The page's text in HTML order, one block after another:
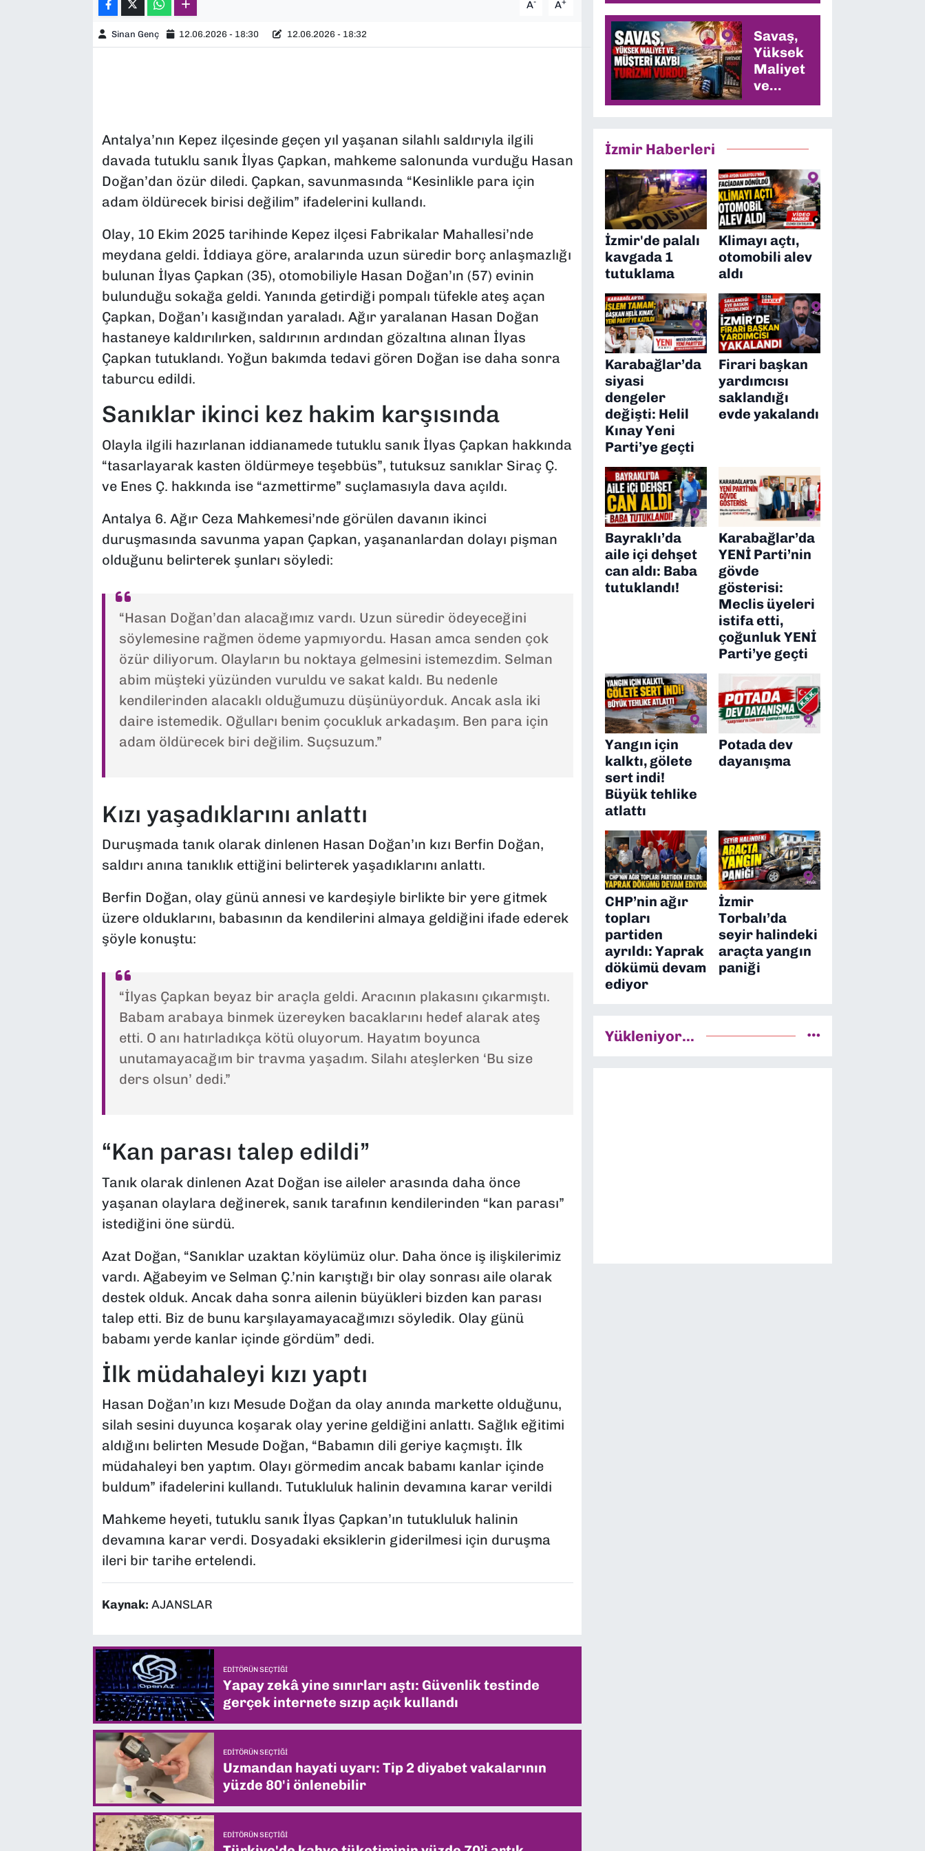
A- A+
Sinan Genç 12.06.2026 - 18:30 12.06.2026 - 18:32
Antalya’nın Kepez ilçesinde geçen yıl yaşanan silahlı saldırıyla ilgili
davada tutuklu sanık İlyas Çapkan, mahkeme salonunda vurduğu Hasan
Doğan’dan özür diledi. Çapkan, savunmasında “Kesinlikle para için
adam öldürecek birisi değilim” ifadelerini kullandı.
Olay, 10 Ekim 2025 tarihinde Kepez ilçesi Fabrikalar Mahallesi’nde
meydana geldi. İddiaya göre, aralarında uzun süredir borç anlaşmazlığı
bulunan İlyas Çapkan (35), otomobiliyle Hasan Doğan’ın (57) evinin
bulunduğu sokağa geldi. Yanında getirdiği pompalı tüfekle ateş açan
Çapkan, Doğan’ı kasığından yaraladı. Ağır yaralanan Hasan Doğan
hastaneye kaldırılırken, saldırının ardından gözaltına alınan İlyas
Çapkan tutuklandı. Yoğun bakımda tedavi gören Doğan ise daha sonra
taburcu edildi.
Sanıklar ikinci kez hakim karşısında
Olayla ilgili hazırlanan iddianamede tutuklu sanık İlyas Çapkan hakkında
“tasarlayarak kasten öldürmeye teşebbüs”, tutuksuz sanıklar Siraç Ç.
ve Enes Ç. hakkında ise “azmettirme” suçlamasıyla dava açıldı.
Antalya 6. Ağır Ceza Mahkemesi’nde görülen davanın ikinci
duruşmasında savunma yapan Çapkan, yaşananlardan dolayı pişman
olduğunu belirterek şunları söyledi:
“Hasan Doğan’dan alacağımız vardı. Uzun süredir ödeyeceğini
söylemesine rağmen ödeme yapmıyordu. Hasan amca senden çok
özür diliyorum. Olayların bu noktaya gelmesini istemezdim. Selman
abim müşteki yüzünden vuruldu ve sakat kaldı. Bu nedenle
kendilerinden alacaklı olduğumuzu düşünüyorduk. Ancak asla iki
daire istemedik. Oğulları benim çocukluk arkadaşım. Ben para için
adam öldürecek biri değilim. Suçsuzum.”
Kızı yaşadıklarını anlattı
Duruşmada tanık olarak dinlenen Hasan Doğan’ın kızı Berfin Doğan,
saldırı anına tanıklık ettiğini belirterek yaşadıklarını anlattı.
Berfin Doğan, olay günü annesi ve kardeşiyle birlikte bir yere gitmek
üzere olduklarını, babasının da kendilerini almaya geldiğini ifade ederek
şöyle konuştu:
“İlyas Çapkan beyaz bir araçla geldi. Aracının plakasını çıkarmıştı.
Babam arabaya binmek üzereyken bacaklarını hedef alarak ateş
etti. O anı hatırladıkça kötü oluyorum. Hayatım boyunca
unutamayacağım bir travma yaşadım. Silahı ateşlerken ‘Bu size
ders olsun’ dedi.”
“Kan parası talep edildi”
Tanık olarak dinlenen Azat Doğan ise aileler arasında daha önce
yaşanan olaylara değinerek, sanık tarafının kendilerinden “kan parası”
istediğini öne sürdü.
Azat Doğan, “Sanıklar uzaktan köylümüz olur. Daha önce iş ilişkilerimiz
vardı. Ağabeyim ve Selman Ç.’nin karıştığı bir olay sonrası aile olarak
destek olduk. Ancak daha sonra ailenin büyükleri bizden kan parası
talep etti. Biz de bunu karşılayamayacağımızı söyledik. Olay günü
babamı yerde kanlar içinde gördüm” dedi.
İlk müdahaleyi kızı yaptı
Hasan Doğan’ın kızı Mesude Doğan da olay anında markette olduğunu,
silah sesini duyunca koşarak olay yerine geldiğini anlattı. Sağlık eğitimi
aldığını belirten Mesude Doğan, “Babamın dili geriye kaçmıştı. İlk
müdahaleyi ben yaptım. Olayı görmedim ancak babamı kanlar içinde
buldum” ifadelerini kullandı. Tutukluluk halinin devamına karar verildi
Mahkeme heyeti, tutuklu sanık İlyas Çapkan’ın tutukluluk halinin
devamına karar verdi. Dosyadaki eksiklerin giderilmesi için duruşma
ileri bir tarihe ertelendi.
Kaynak: AJANSLAR
EDITÖRÜN SEÇTIĞI
Yapay zekâ yine sınırları aştı: Güvenlik testinde
gerçek internete sızıp açık kullandı
EDITÖRÜN SEÇTIĞI
Uzmandan hayati uyarı: Tip 2 diyabet vakalarının
yüzde 80'i önlenebilir
EDITÖRÜN SEÇTIĞI
Savaş,
Yüksek
Maliyet
ve
Müşteri
Vurdu
İzmir Haberleri
İzmir'de palalı
kavgada 1
tutuklama
Klimayı açtı,
otomobili alev
aldı
Karabağlar’da
siyasi
dengeler
değişti: Helil
Kınay Yeni
Parti’ye geçti
Firari başkan
yardımcısı
saklandığı
evde yakalandı
Bayraklı’da
aile içi dehşet
can aldı: Baba
tutuklandı!
Karabağlar’da
YENİ Parti’nin
gövde
gösterisi:
Meclis üyeleri
istifa etti,
çoğunluk YENİ
Parti’ye geçti
Yangın için
kalktı, gölete
sert indi!
Büyük tehlike
atlattı
Potada dev
dayanışma
CHP’nin ağır
topları
partiden
ayrıldı: Yaprak
dökümü devam
ediyor
İzmir
Torbalı’da
seyir halindeki
araçta yangın
paniği
Yükleniyor...